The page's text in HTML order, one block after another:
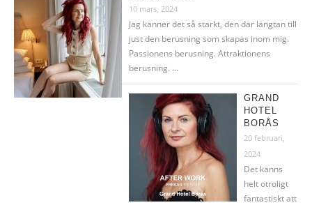
10 mars, 2024
Jag känner det så starkt, den där längtan till
just den berusning som skapas inom mig.
Passionens berusning. Attraktionens
berusning. …
GRAND
HOTEL
BORÅS
20 februari,
2024
Det känns
helt otroligt
fantastiskt att